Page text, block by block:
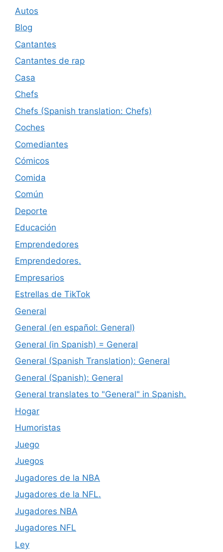
Autos
Blog
Cantantes
Cantantes de rap
Casa
Chefs
Chefs (Spanish translation: Chefs)
Coches
Comediantes
Cómicos
Comida
Común
Deporte
Educación
Emprendedores
Emprendedores.
Empresarios
Estrellas de TikTok
General
General (en español: General)
General (in Spanish) = General
General (Spanish Translation): General
General (Spanish): General
General translates to "General" in Spanish.
Hogar
Humoristas
Juego
Juegos
Jugadores de la NBA
Jugadores de la NFL.
Jugadores NBA
Jugadores NFL
Ley